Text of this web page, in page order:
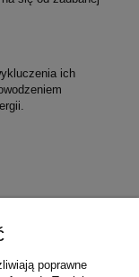
ich
poprawne